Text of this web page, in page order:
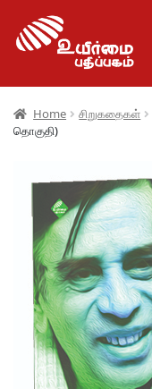
Home சிறுகதைகள்
தொகுதி)